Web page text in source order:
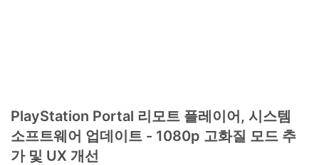
PlayStation Portal 리모트 플레이어, 시스템
소프트웨어 업데이트 - 1080p 고화질 모드 추
가 및 UX 개선